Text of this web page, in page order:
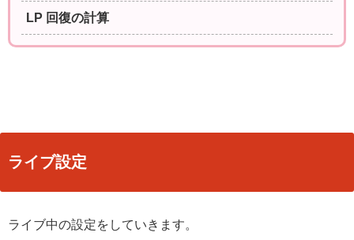
LP 回復の計算
ライブ設定
ライブ中の設定をしていきます。